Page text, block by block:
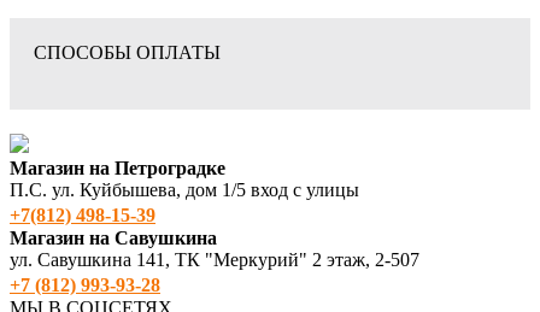
СПОСОБЫ ОПЛАТЫ
Магазин на Петроградке
П.С. ул. Куйбышева, дом 1/5 вход с улицы
+7(812) 498‑15-39
Магазин на Савушкина
ул. Савушкина 141, ТК "Меркурий" 2 этаж, 2-507
+7 (812) 993-93-28